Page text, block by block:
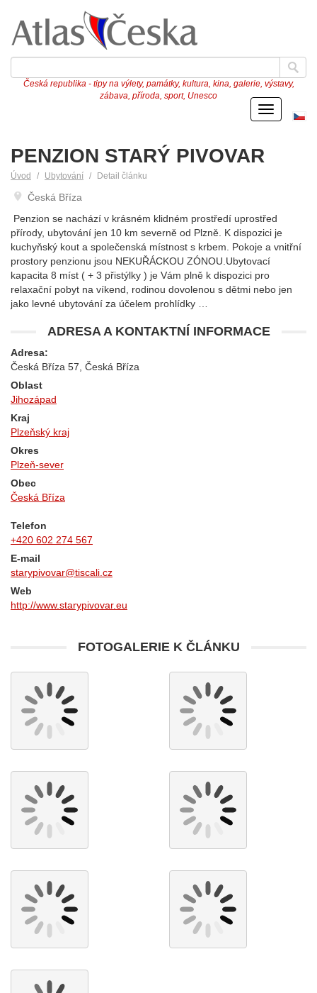
Česká republika - tipy na výlety, památky, kultura, kina, galerie, výstavy,
zábava, příroda, sport, Unesco
Menu
PENZION STARÝ PIVOVAR
Úvod Ubytování Detail článku
Česká Bříza
Penzion se nachází v krásném klidném prostředí uprostřed
přírody, ubytování jen 10 km severně od Plzně. K dispozici je
kuchyňský kout a společenská místnost s krbem. Pokoje a vnitřní
prostory penzionu jsou NEKUŘÁCKOU ZÓNOU.Ubytovací
kapacita 8 míst ( + 3 přistýlky ) je Vám plně k dispozici pro
relaxační pobyt na víkend, rodinou dovolenou s dětmi nebo jen
jako levné ubytování za účelem prohlídky …
ADRESA A KONTAKTNÍ INFORMACE
Adresa:
Česká Bříza 57, Česká Bříza
Oblast
Jihozápad
Kraj
Plzeňský kraj
Okres
Plzeň-sever
Obec
Česká Bříza
Telefon
+420 602 274 567
E-mail
starypivovar@tiscali.cz
Web
http://www.starypivovar.eu
FOTOGALERIE K ČLÁNKU